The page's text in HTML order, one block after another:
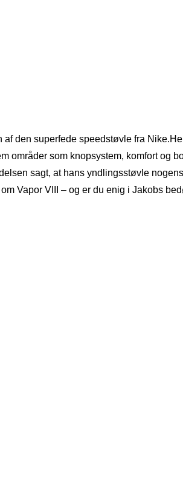
den superfede speedstøvle fra
områder som knopsystem, komfort og
sagt, at hans yndlingsstøvle
Vapor VIII – og er du enig i Jakobs